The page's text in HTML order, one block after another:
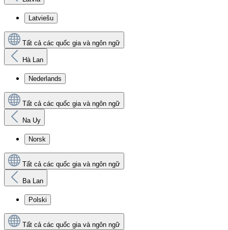
Latviešu
Tất cả các quốc gia và ngôn ngữ
Hà Lan
Nederlands
Tất cả các quốc gia và ngôn ngữ
Na Uy
Norsk
Tất cả các quốc gia và ngôn ngữ
Ba Lan
Polski
Tất cả các quốc gia và ngôn ngữ